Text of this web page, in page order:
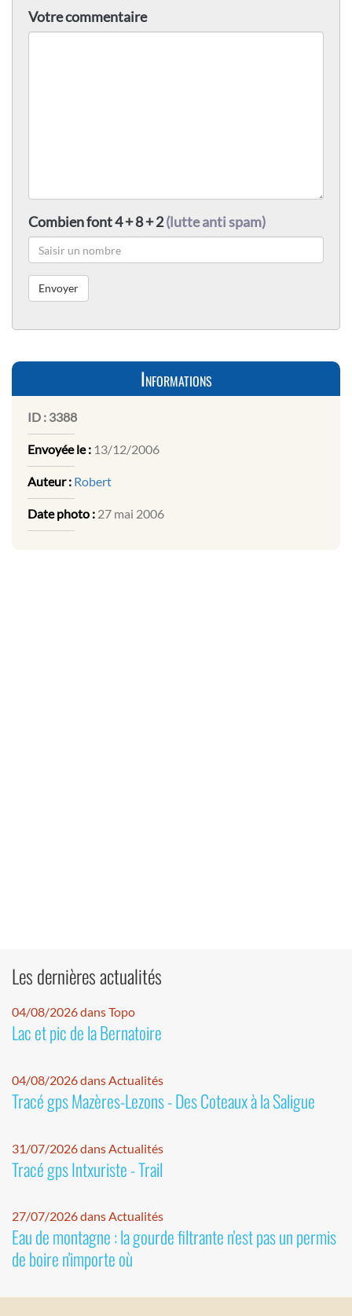
Votre commentaire
Combien font 4 + 8 + 2(lutte anti spam)
Informations
ID : 3388
Envoyée le : 13/12/2006
Auteur : Robert
Date photo : 27 mai 2006
Les dernières actualités
04/08/2026 dans Topo
Lac et pic de la Bernatoire
04/08/2026 dans Actualités
Tracé gps Mazères-Lezons - Des Coteaux à la Saligue
31/07/2026 dans Actualités
Tracé gps Intxuriste - Trail
27/07/2026 dans Actualités
Eau de montagne : la gourde filtrante n'est pas un permis
de boire n'importe où